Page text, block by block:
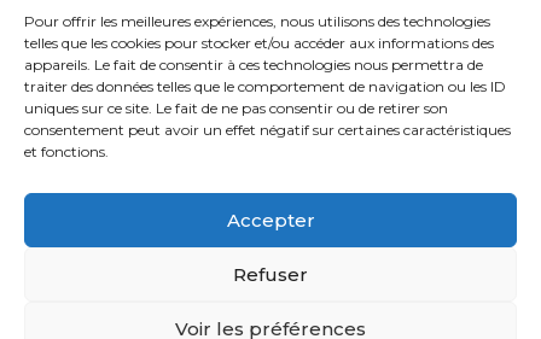
Pour offrir les meilleures expériences, nous utilisons des technologies
telles que les cookies pour stocker et/ou accéder aux informations des
appareils. Le fait de consentir à ces technologies nous permettra de
traiter des données telles que le comportement de navigation ou les ID
uniques sur ce site. Le fait de ne pas consentir ou de retirer son
consentement peut avoir un effet négatif sur certaines caractéristiques
et fonctions.
Accepter
Refuser
Voir les préférences
Liens utiles
Recrutement
Création : Agence Tyméo